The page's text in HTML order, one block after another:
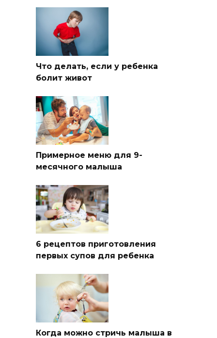
Что делать, если у ребенка
болит живот
Примерное меню для 9-
месячного малыша
6 рецептов приготовления
первых супов для ребенка
Когда можно стричь малыша в